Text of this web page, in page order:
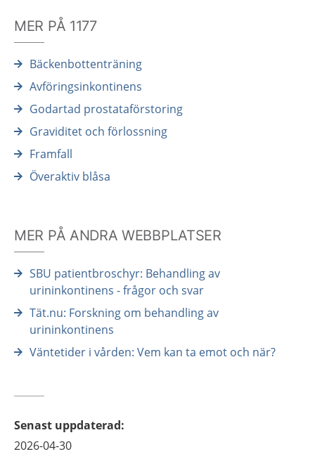
MER PÅ 1177
Bäckenbottenträning
Avföringsinkontinens
Godartad prostataförstoring
Graviditet och förlossning
Framfall
Överaktiv blåsa
MER PÅ ANDRA WEBBPLATSER
SBU patientbroschyr: Behandling av
urininkontinens - frågor och svar
Tät.nu: Forskning om behandling av
urininkontinens
Väntetider i vården: Vem kan ta emot och när?
Senast uppdaterad:
2026-04-30